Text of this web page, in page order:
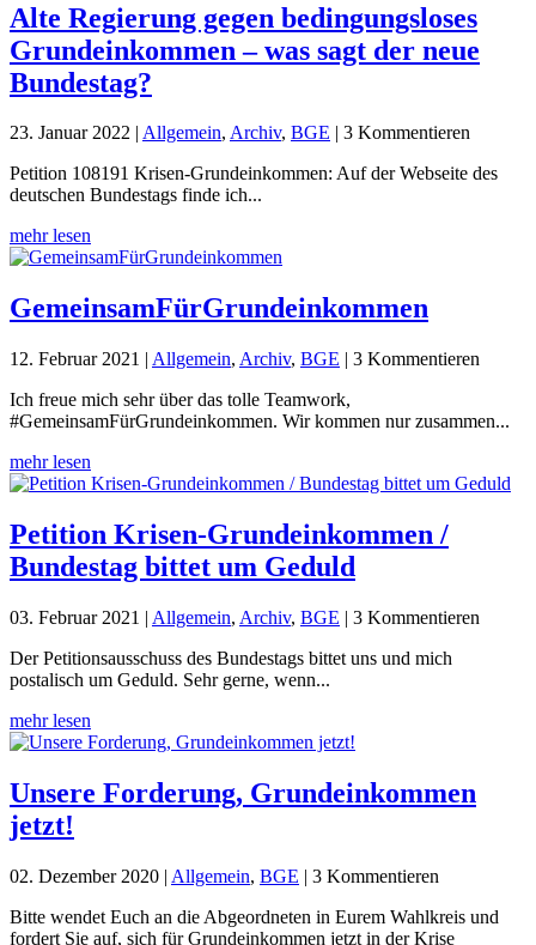
Alte Regierung gegen bedingungsloses
Grundeinkommen – was sagt der neue
Bundestag?
23. Januar 2022 | Allgemein, Archiv, BGE | 3 Kommentieren
Petition 108191 Krisen-Grundeinkommen: Auf der Webseite des
deutschen Bundestags finde ich...
mehr lesen
GemeinsamFürGrundeinkommen
12. Februar 2021 | Allgemein, Archiv, BGE | 3 Kommentieren
Ich freue mich sehr über das tolle Teamwork,
#GemeinsamFürGrundeinkommen. Wir kommen nur zusammen...
mehr lesen
Petition Krisen-Grundeinkommen /
Bundestag bittet um Geduld
03. Februar 2021 | Allgemein, Archiv, BGE | 3 Kommentieren
Der Petitionsausschuss des Bundestags bittet uns und mich
postalisch um Geduld. Sehr gerne, wenn...
mehr lesen
Unsere Forderung, Grundeinkommen
jetzt!
02. Dezember 2020 | Allgemein, BGE | 3 Kommentieren
Bitte wendet Euch an die Abgeordneten in Eurem Wahlkreis und
fordert Sie auf, sich für Grundeinkommen jetzt in der Krise